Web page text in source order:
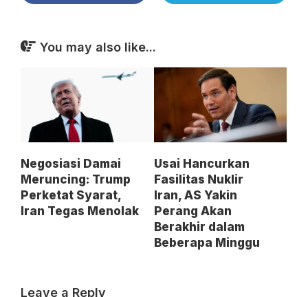
You may also like...
Negosiasi Damai
Meruncing: Trump
Perketat Syarat,
Iran Tegas Menolak
Usai Hancurkan
Fasilitas Nuklir
Iran, AS Yakin
Perang Akan
Berakhir dalam
Beberapa Minggu
Leave a Reply